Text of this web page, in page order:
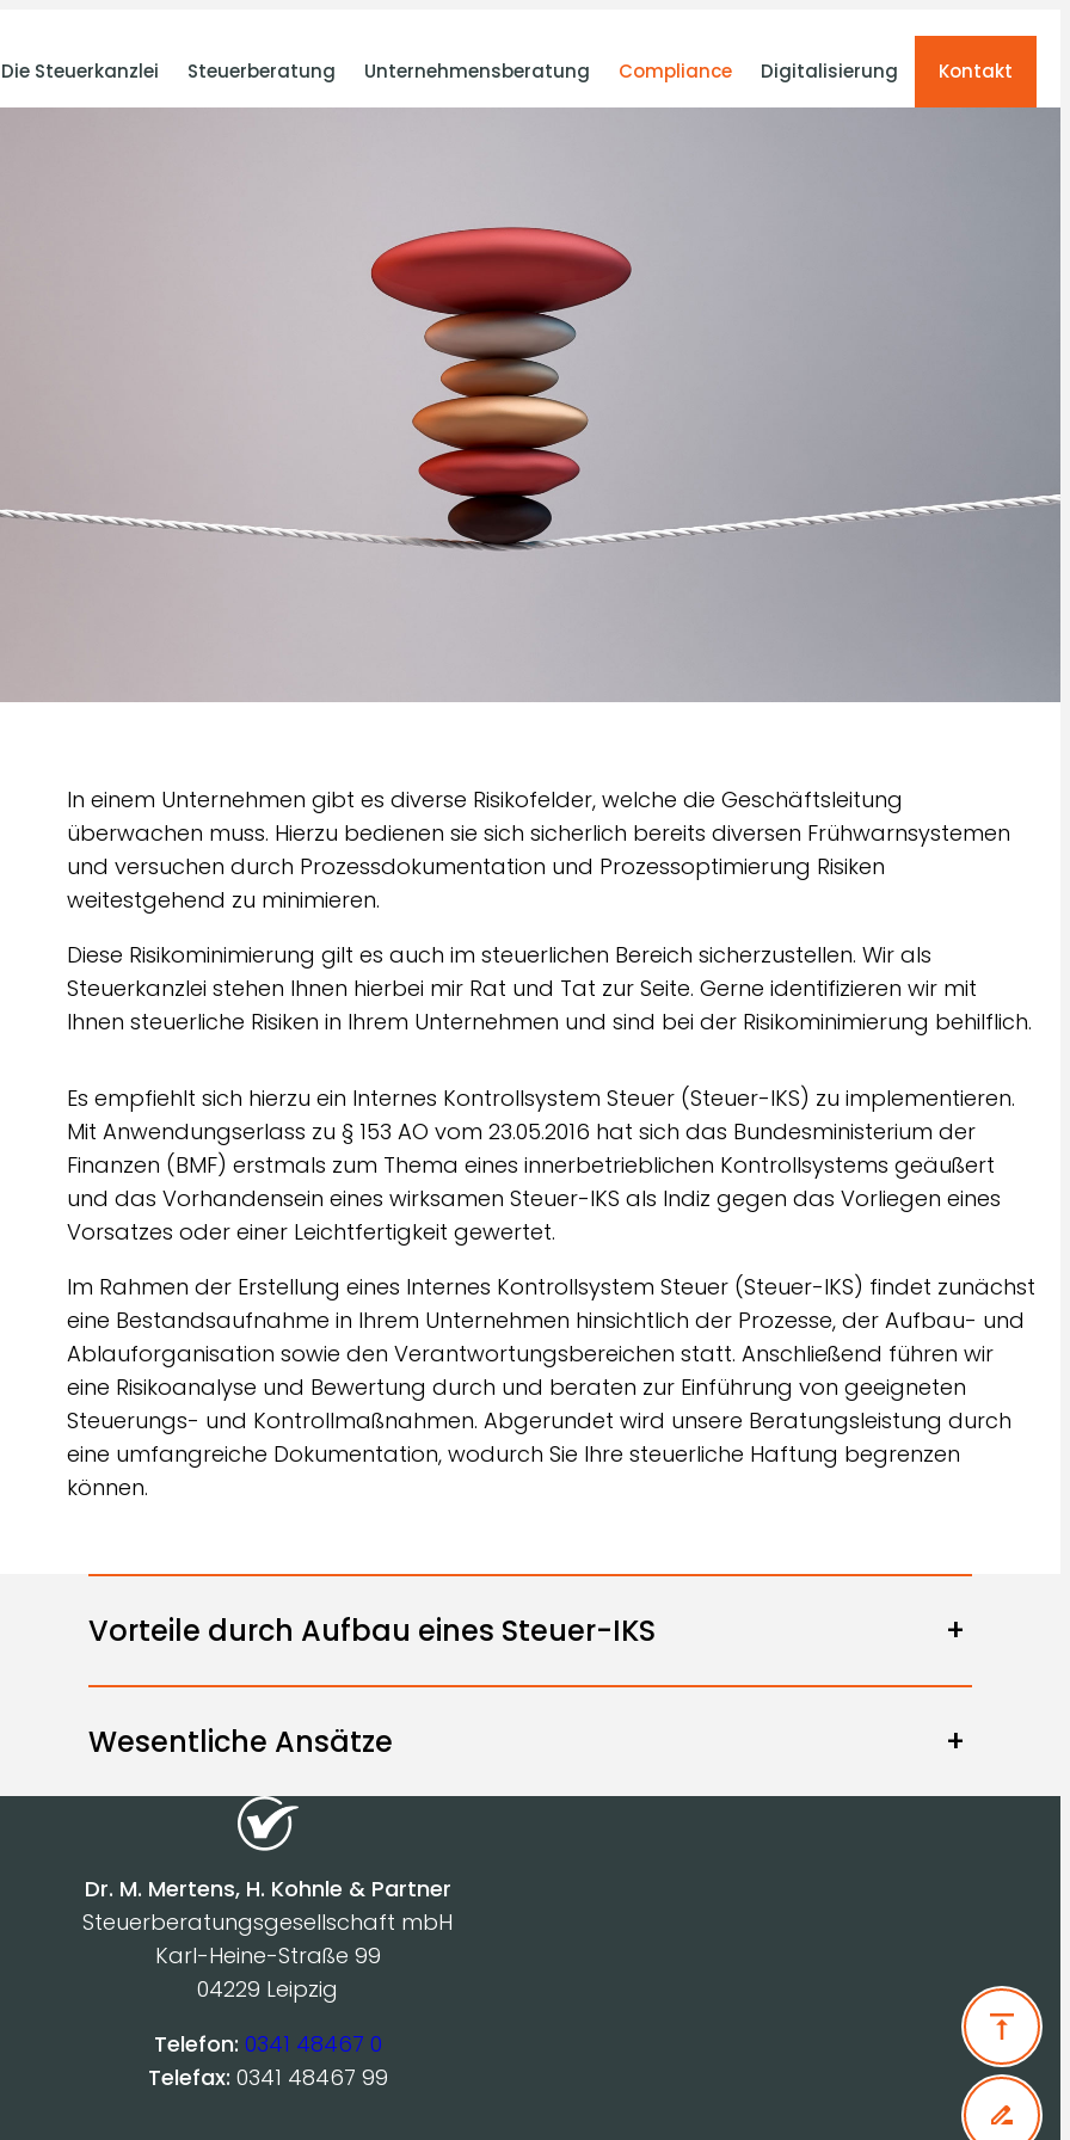
Die Steuerkanzlei Steuerberatung Unternehmensberatung Compliance Digitalisierung Kontakt
In einem Unternehmen gibt es diverse Risikofelder, welche die Geschäftsleitung
überwachen muss. Hierzu bedienen sie sich sicherlich bereits diversen Frühwarnsystemen
und versuchen durch Prozessdokumentation und Prozessoptimierung Risiken
weitestgehend zu minimieren.
Diese Risikominimierung gilt es auch im steuerlichen Bereich sicherzustellen. Wir als
Steuerkanzlei stehen Ihnen hierbei mir Rat und Tat zur Seite. Gerne identifizieren wir mit
Ihnen steuerliche Risiken in Ihrem Unternehmen und sind bei der Risikominimierung behilflich.
Es empfiehlt sich hierzu ein Internes Kontrollsystem Steuer (Steuer-IKS) zu implementieren.
Mit Anwendungserlass zu § 153 AO vom 23.05.2016 hat sich das Bundesministerium der
Finanzen (BMF) erstmals zum Thema eines innerbetrieblichen Kontrollsystems geäußert
und das Vorhandensein eines wirksamen Steuer-IKS als Indiz gegen das Vorliegen eines
Vorsatzes oder einer Leichtfertigkeit gewertet.
Im Rahmen der Erstellung eines Internes Kontrollsystem Steuer (Steuer-IKS) findet zunächst
eine Bestandsaufnahme in Ihrem Unternehmen hinsichtlich der Prozesse, der Aufbau- und
Ablauforganisation sowie den Verantwortungsbereichen statt. Anschließend führen wir
eine Risikoanalyse und Bewertung durch und beraten zur Einführung von geeigneten
Steuerungs- und Kontrollmaßnahmen. Abgerundet wird unsere Beratungsleistung durch
eine umfangreiche Dokumentation, wodurch Sie Ihre steuerliche Haftung begrenzen
können.
Vorteile durch Aufbau eines Steuer-IKS +
Wesentliche Ansätze +
Dr. M. Mertens, H. Kohnle & Partner
Steuerberatungsgesellschaft mbH
Karl-Heine-Straße 99
04229 Leipzig
Telefon: 0341 48467 0
Telefax: 0341 48467 99